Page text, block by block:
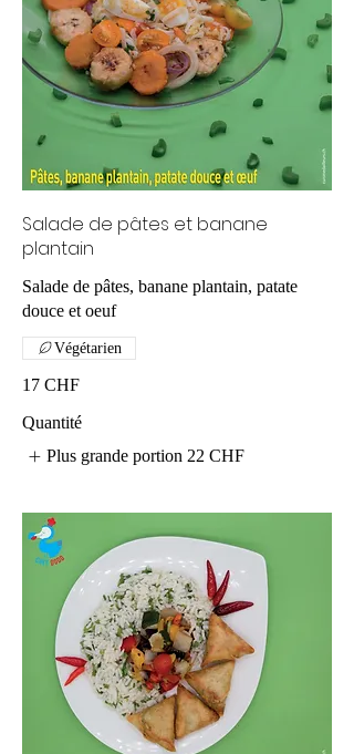
Salade de pâtes et banane
plantain
Salade de pâtes, banane plantain, patate
douce et oeuf
17 CHF
Végétarien
Quantité
Plus grande portion 22 CHF